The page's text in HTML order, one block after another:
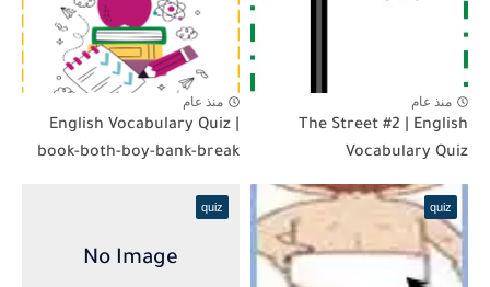
منذ عام
The Street #2 | English
Vocabulary Quiz
منذ عام
English Vocabulary Quiz |
book-both-boy-bank-break
quiz
quiz